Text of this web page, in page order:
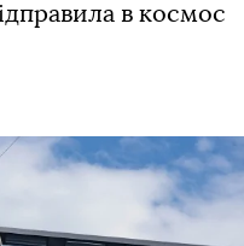
в космос